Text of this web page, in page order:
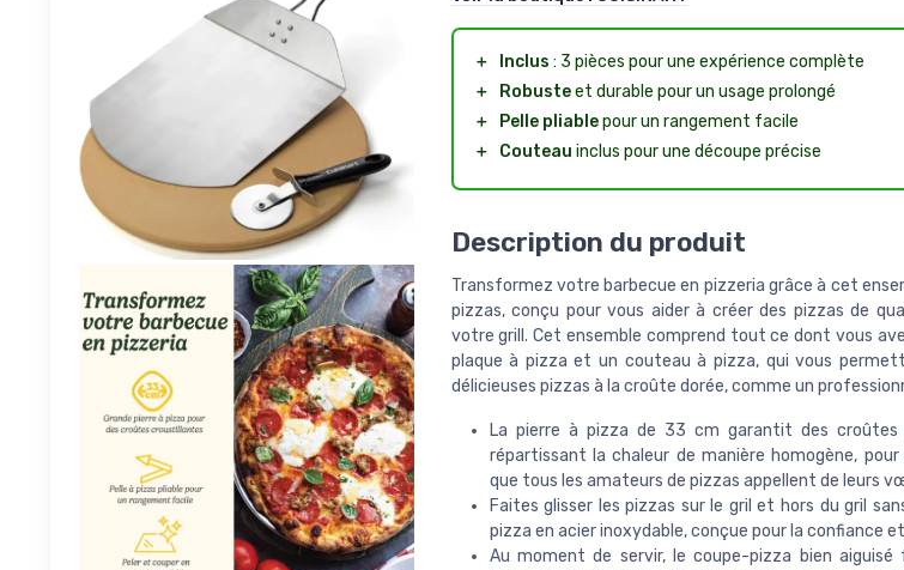
＋ Inclus : 3 pièces pour une expérience complète
＋
Robusteet durable pour un usage prolongé
＋
Pelle pliablepour un rangement facile
＋
Couteau inclus pour une découpe précise
Description du produit
Transformez votre barbecue en pizzeria grâce à cet
pizzas, conçu pour vous aider à créer des pizzas de
votre grill. Cet ensemble comprend tout ce dont vous
plaque à pizza et un couteau à pizza, qui vous
délicieuses pizzas à la croûte dorée, comme un
La pierre à pizza de 33 cm garantit des
répartissant la chaleur de manière homogène,
que tous les amateurs de pizzas appellent de leurs
Faites glisser les pizzas sur le gril et hors du gril
pizza en acier inoxydable, conçue pour la confiance
Au moment de servir, le coupe-pizza bien